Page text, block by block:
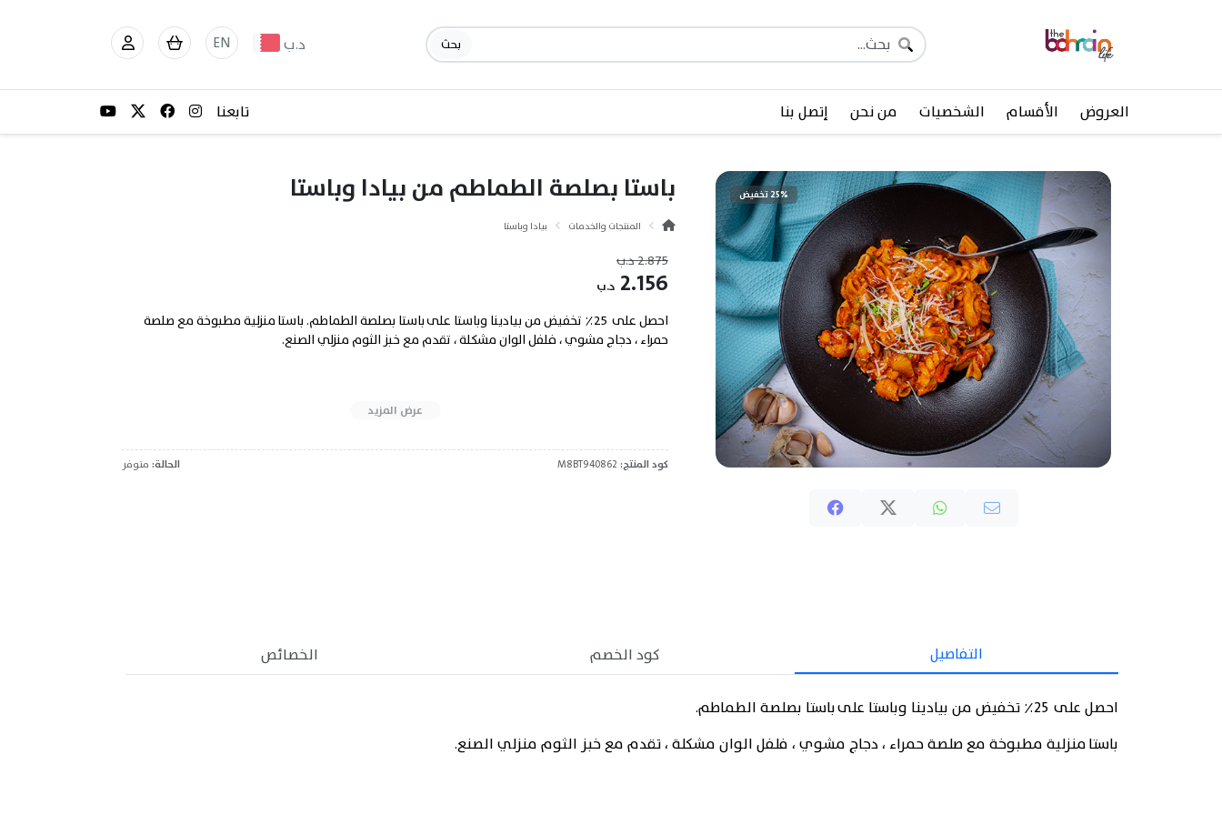
بحث د.ب EN
العروض الأقسام الشخصيات من نحن إتصل بنا تابعنا
25% تخفيض باستا بصلصة الطماطم من بيادا وباستا
المنتجات والخدمات بيادا وباستا
2.875د.ب
2.156 د.ب
احصل على 25٪ تخفيض من بيادينا وباستا على باستا بصلصة الطماطم. باستا منزلية مطبوخة مع صلصة
حمراء ، دجاج مشوي ، فلفل الوان مشكلة ، تقدم مع خبز الثوم منزلي الصنع.
عرض المزيد
كود المنتج: الحالة: متوفر
التفاصيل كود الخصم الخصائص
احصل على 25٪ تخفيض من بيادينا وباستا على باستا بصلصة الطماطم.
باستا منزلية مطبوخة مع صلصة حمراء ، دجاج مشوي ، فلفل الوان مشكلة ، تقدم مع خبز الثوم منزلي الصنع.